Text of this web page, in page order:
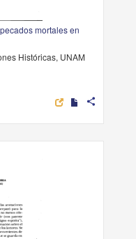
mortales en
Históricas, UNAM
share